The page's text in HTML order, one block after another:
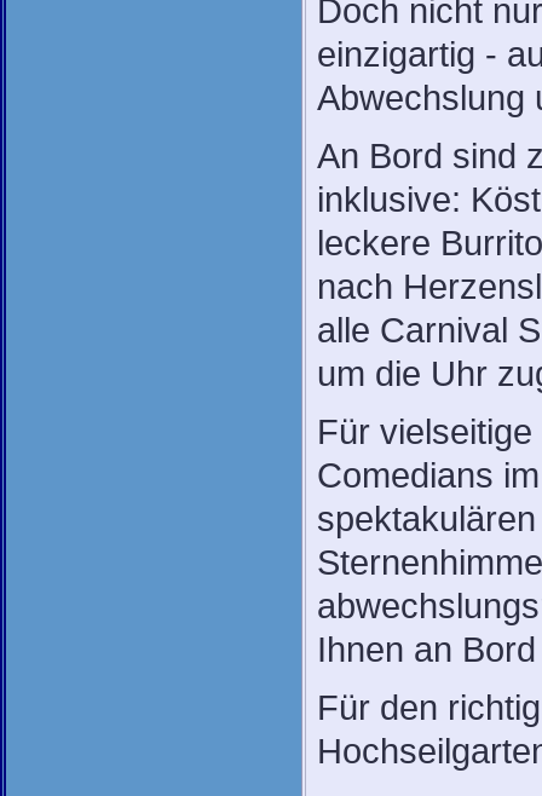
Doch nicht
einzigartig -
Abwechslung
An Bord sind
inklusive:
leckere
nach
alle Carnival
um die Uhr
Für
Comedians
Ihnen an
Für den